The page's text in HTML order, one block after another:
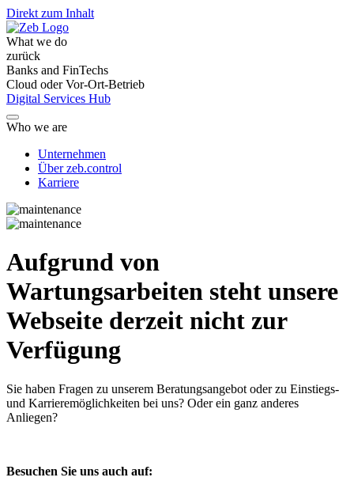
Direkt zum Inhalt
What we do
zurück
Banks and FinTechs
Cloud oder Vor-Ort-Betrieb
Digital Services Hub
Who we are
Unternehmen
Über zeb.control
Karriere
Aufgrund von
Wartungsarbeiten steht unsere
Webseite derzeit nicht zur
Verfügung
Sie haben Fragen zu unserem Beratungsangebot oder zu Einstiegs-
und Karrieremöglichkeiten bei uns? Oder ein ganz anderes
Anliegen?
Besuchen Sie uns auch auf: